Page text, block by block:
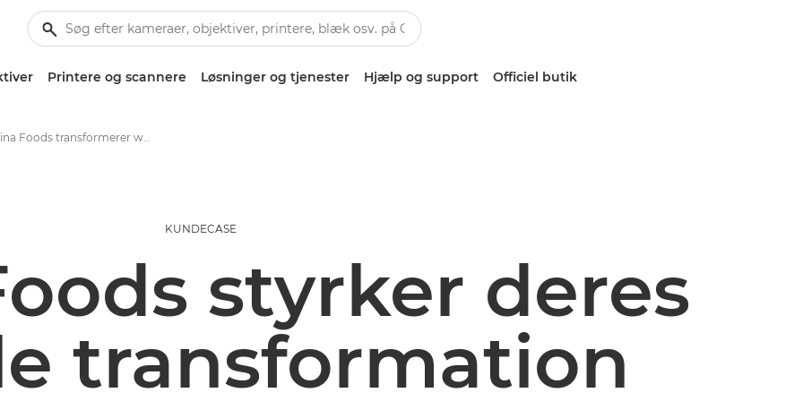
Printere og scannere Løsninger og tjenester Hjælp og support Officiel butik
Sofina Foods transformerer workflows og vækst med løsninger fra Canon
KUNDECASE
styrker deres
transformation